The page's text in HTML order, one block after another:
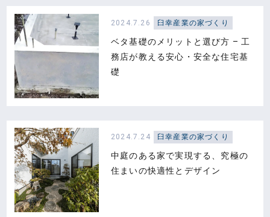
新
築
住
宅・
リ
ー
ム・
建
築・
土
2024.7.26 臼幸産業の家づくり
ベタ基礎のメリットと選び方 – 工
務店が教える安心・安全な住宅基
礎
2024.7.24 臼幸産業の家づくり
中庭のある家で実現する、究極の
住まいの快適性とデザイン